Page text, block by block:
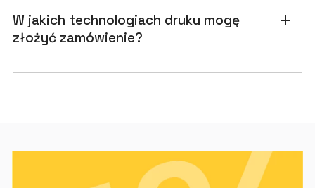
W jakich technologiach druku mogę
złożyć zamówienie?
add